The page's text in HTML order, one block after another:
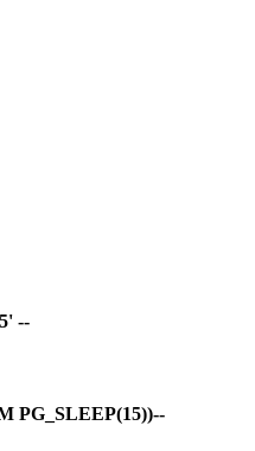
--
PG_SLEEP(15))--